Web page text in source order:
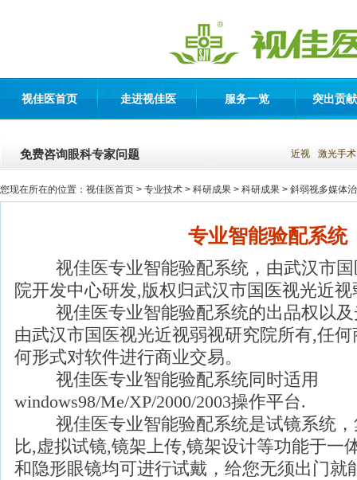
视佳医首页 走进视佳医 服务一览 突出贡
免费咨询眼科专家问题 近视 激光手术
您现在所在的位置： 视佳医首页 > 专业技术 > 科研成果 > 科研成果 > 斜弱视多媒体
专业智能验配系统
视佳医专业智能验配系统，由武汉市
院开发中心研发,版权归武汉市国医视光近
视佳医专业智能验配系统的出品权以
由武汉市国医视光近视弱视研究院所有,任
何形式对软件进行商业交易。
视佳医专业智能验配系统同时适用
windows98/Me/XP/2000/2003操作平台.
视佳医专业智能验配系统是试镜系统
比,虚拟试镜,镜架上传,镜架设计等功能于一
和隐形眼镜均可进行试戴，给您无须出门就